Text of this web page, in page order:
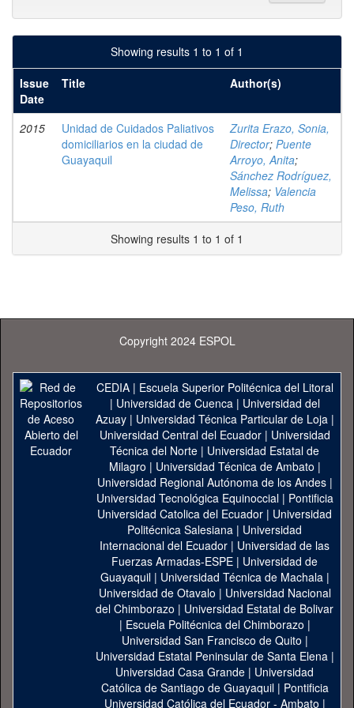
Showing results 1 to 1 of 1
Issue
Date
Title Author(s)
2015
Unidad de Cuidados Paliativos
domiciliarios en la ciudad de
Guayaquil
Zurita Erazo, Sonia,
Director; Puente
Arroyo, Anita;
Sánchez Rodríguez,
Melissa; Valencia
Peso, Ruth
Showing results 1 to 1 of 1
Copyright 2024 ESPOL
CEDIA| Escuela Superior Politécnica del Litoral
| Universidad de Cuenca| Universidad del
Azuay| Universidad Técnica Particular de Loja|
Universidad Central del Ecuador| Universidad
Técnica del Norte | Universidad Estatal de
Milagro | Universidad Técnica de Ambato |
Universidad Regional Autónoma de los Andes|
Universidad Tecnológica Equinoccial| Pontificia
Universidad Catolica del Ecuador | Universidad
Politécnica Salesiana | Universidad
Internacional del Ecuador | Universidad de las
Fuerzas Armadas-ESPE | Universidad de
Guayaquil| Universidad Técnica de Machala|
Universidad de Otavalo | Universidad Nacional
del Chimborazo | Universidad Estatal de Bolivar
| Escuela Politécnica del Chimborazo |
Universidad San Francisco de Quito |
Universidad Estatal Peninsular de Santa Elena|
Universidad Casa Grande | Universidad
Católica de Santiago de Guayaquil| Pontificia
Universidad Católica del Ecuador - Ambato |